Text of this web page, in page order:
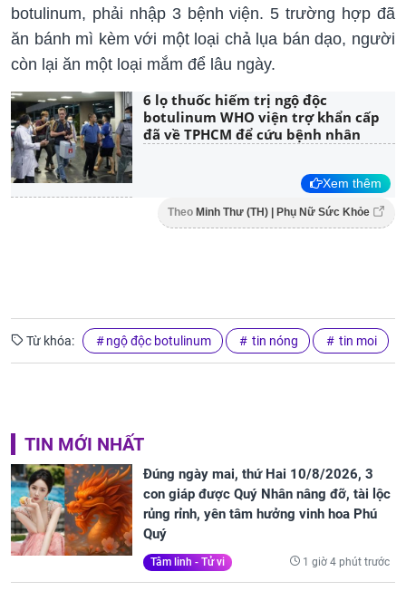
botulinum, phải nhập 3 bệnh viện. 5 trường hợp đã
ăn bánh mì kèm với một loại chả lụa bán dạo, người
còn lại ăn một loại mắm để lâu ngày.
6 lọ thuốc hiếm trị ngộ độc
botulinum WHO viện trợ khẩn cấp
đã về TPHCM để cứu bệnh nhân
Xem thêm
Theo Minh Thư (TH) | Phụ Nữ Sức Khỏe
Từ khóa: ngộ độc botulinum tin nóng tin moi
TIN MỚI NHẤT
Đúng ngày mai, thứ Hai 10/8/2026, 3
con giáp được Quý Nhân nâng đỡ, tài lộc
rủng rỉnh, yên tâm hưởng vinh hoa Phú
Quý
Tâm linh - Tử vi 1 giờ 4 phút trước